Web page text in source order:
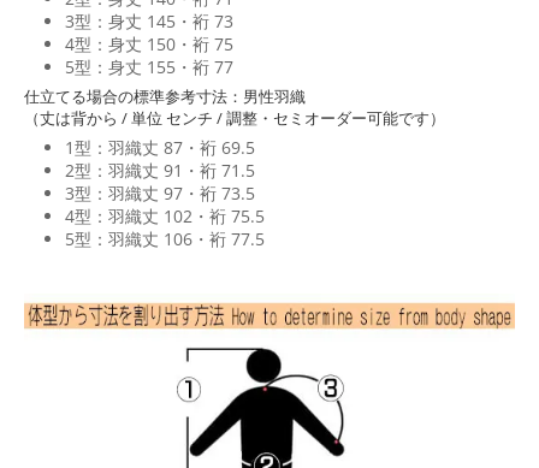
3型：身丈 145・裄 73
4型：身丈 150・裄 75
5型：身丈 155・裄 77
仕立てる場合の標準参考寸法：男性羽織
（丈は背から / 単位 センチ / 調整・セミオーダー可能です）
1型：羽織丈 87・裄 69.5
2型：羽織丈 91・裄 71.5
3型：羽織丈 97・裄 73.5
4型：羽織丈 102・裄 75.5
5型：羽織丈 106・裄 77.5